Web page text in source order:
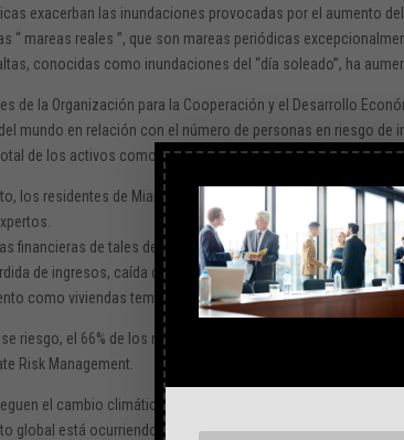
exacerban las inundaciones provocadas por el aumento
“ mareas reales ”, que son mareas periódicas
conocidas como inundaciones del “día soleado”, ha
de la Organización para la Cooperación y el Desarrollo
mundo en relación con el número de personas en riesgo
de los activos como edificios e infraestructuraen riesgo.
los residentes de Miami también enfrentan un calor más
financieras de tales desastres climáticos son numerosas:
de ingresos, caída del valor inmobiliario, disminución del
como viviendas temporales o reubicación, entre otros.
riesgo, el 66% de los residentes del condado de Miami-Dade
Risk Management.
el cambio climático: más de las tres cuartas partes, el
global está ocurriendo, 5 puntos porcentuales por encima